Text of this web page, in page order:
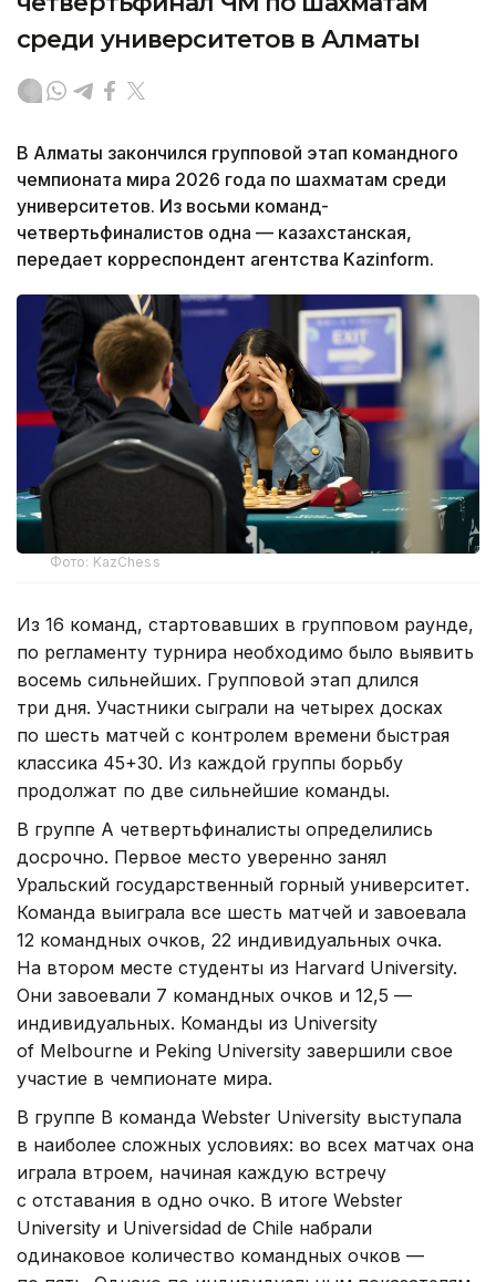
среди университетов в Алматы
В Алматы закончился групповой этап командного
чемпионата мира 2026 года по шахматам среди
университетов. Из восьми команд-
четвертьфиналистов одна — казахстанская,
передает корреспондент агентства Kazinform.
Фото: KazChess
Из 16 команд, стартовавших в групповом раунде,
по регламенту турнира необходимо было выявить
восемь сильнейших. Групповой этап длился
три дня. Участники сыграли на четырех досках
по шесть матчей с контролем времени быстрая
классика 45+30. Из каждой группы борьбу
продолжат по две сильнейшие команды.
В группе А четвертьфиналисты определились
досрочно. Первое место уверенно занял
Уральский государственный горный университет.
Команда выиграла все шесть матчей и завоевала
12 командных очков, 22 индивидуальных очка.
На втором месте студенты из Harvard University.
Они завоевали 7 командных очков и 12,5 —
индивидуальных. Команды из University
of Melbourne и Peking University завершили свое
участие в чемпионате мира.
В группе B команда Webster University выступала
в наиболее сложных условиях: во всех матчах она
играла втроем, начиная каждую встречу
с отставания в одно очко. В итоге Webster
University и Universidad de Chile набрали
одинаковое количество командных очков —